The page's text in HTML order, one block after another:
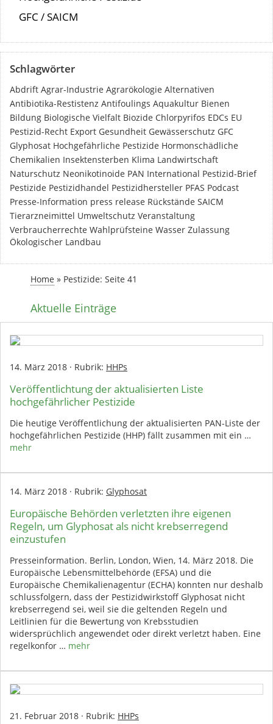
GFC / SAICM
Schlagwörter
Abdrift Agrar-Industrie Agrarökologie Alternativen
Antibiotika-Restistenz Antifoulings Aquakultur Bienen
Bildung Biologische Vielfalt Biozide Chlorpyrifos EDCs EU
Pestizid-Recht Export Gesundheit Gewässerschutz GFC
Glyphosat Hochgefährliche Pestizide Hormonschädliche
Chemikalien Insektensterben Klima Landwirtschaft
Naturschutz Neonikotinoide PAN International Pestizid-Brief
Pestizide Pestizidhandel Pestizidhersteller PFAS Podcast
Presse-Information press release Rückstände SAICM
Tierarzneimittel Umweltschutz Veranstaltung
Verbraucherrechte Wahlprüfsteine Wasser Zulassung
Ökologischer Landbau
Home » Pestizide: Seite 41
Aktuelle Einträge
14. März 2018 · Rubrik: HHPs
Veröffentlichtung der aktualisierten Liste
hochgefährlicher Pestizide
Die heutige Veröffentlichung der aktualisierten PAN-Liste der
hochgefährlichen Pestizide (HHP) fällt zusammen mit ein …
mehr
14. März 2018 · Rubrik: Glyphosat
Europäische Behörden verletzten ihre eigenen
Regeln, um Glyphosat als nicht krebserregend
einzustufen
Presseinformation. Berlin, London, Wien, 14. März 2018. Die
Europäische Lebensmittelbehörde (EFSA) und die
Europäische Chemikalienagentur (ECHA) konnten nur deshalb
schlussfolgern, dass der Pestizidwirkstoff Glyphosat nicht
krebserregend sei, weil sie die geltenden Regeln und
Leitlinien für die Bewertung von Krebsstudien
widersprüchlich angewendet oder direkt verletzt haben. Eine
regelkonfor … mehr
21. Februar 2018 · Rubrik: HHPs